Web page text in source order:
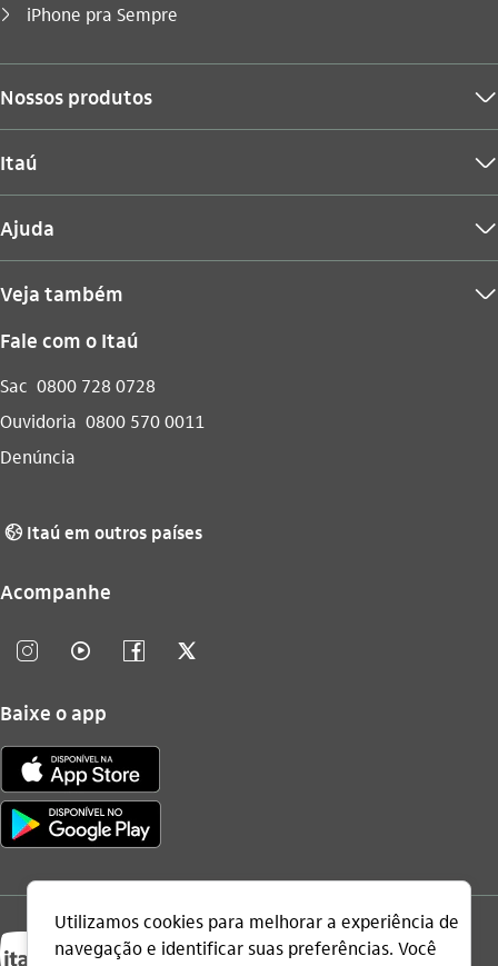
seta_direita
Você está aqui:
iPhone pra Sempre
Nossos produtos seta_baixo
Itaú seta_baixo
Ajuda seta_baixo
Veja também seta_baixo
Fale com o Itaú
Sac 0800 728 0728
Ouvidoria 0800 570 0011
Denúncia
globo_outline Itaú em outros países
Acompanhe
instagram_outline video_outline facebook_outline twitter_outline
Baixe o app